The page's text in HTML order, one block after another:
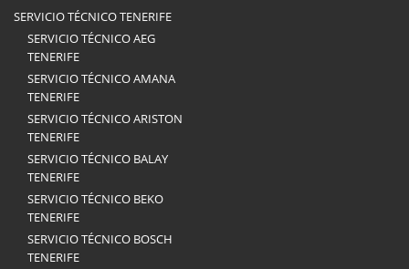
SERVICIO TÉCNICO TENERIFE
SERVICIO TÉCNICO AEG
TENERIFE
SERVICIO TÉCNICO AMANA
TENERIFE
SERVICIO TÉCNICO ARISTON
TENERIFE
SERVICIO TÉCNICO BALAY
TENERIFE
SERVICIO TÉCNICO BEKO
TENERIFE
SERVICIO TÉCNICO BOSCH
TENERIFE